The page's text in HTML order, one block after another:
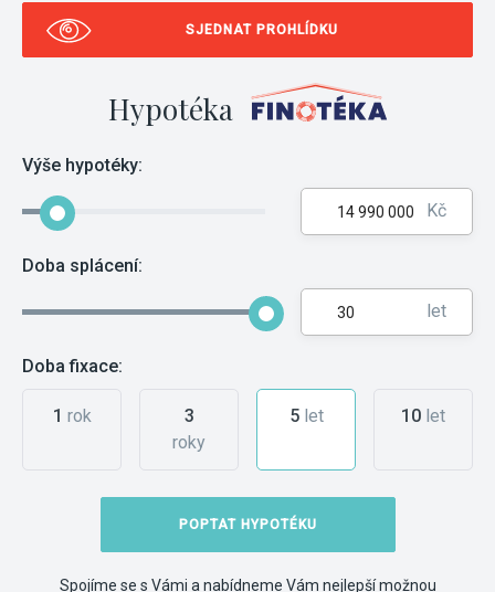
SJEDNAT PROHLÍDKU
Hypotéka
Výše hypotéky:
Kč
Doba splácení:
let
Doba fixace:
1 rok
3
roky
5let 10 let
POPTAT HYPOTÉKU
Spojíme se s Vámi a nabídneme Vám nejlepší možnou